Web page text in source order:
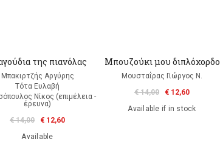
της πιανόλας
Μπακιρτζής Αργύρης
Τότα Ευλαβή
Νίκος (επιμέλεια -
έρευνα)
€ 14,00
€ 12,60
Available
Μπουζούκι μου διπλόχορδο
Μουσταΐρας Γιώργος Ν.
€ 14,00
€ 12,60
Available if in stock